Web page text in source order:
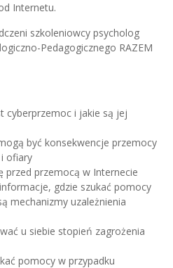
Internetu.
szkoleniowcy psycholog
Pedagogicznego RAZEM
cyberprzemoc i jakie są jej
być konsekwencje przemocy
ofiary
przed przemocą w Internecie
gdzie szukać pomocy
mechanizmy uzależnienia
u siebie stopień zagrożenia
pomocy w przypadku